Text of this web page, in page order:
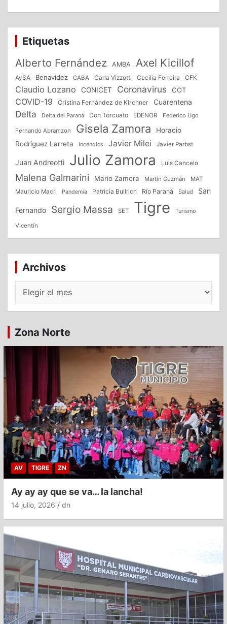
Etiquetas
Alberto Fernández AMBA Axel Kicillof
AySA Benavidez CABA Carla Vizzotti Cecilia Ferreira CFK
Claudio Lozano CONICET Coronavirus COT
COVID-19 Cristina Fernández de Kirchner Cuarentena
Delta Delta del Paraná Don Torcuato EDENOR Federico Ugo
Fernando Abramzon Gisela Zamora
Horacio
Rodriguez Larreta
Incendios Javier Milei Javier Parbst
Juan Andreotti Julio Zamora Luis Cancelo
Malena Galmarini Mario Zamora Martín Guzmán
MAT
Mauricio Macri
Pandemia Patricia Bullrich Río Paraná Salud San
Fernando Sergio Massa SET Tigre Turismo
Vicentín
Archivos
Archivos
Zona Norte
AV TIGRE ZN
Ay ay ay que se va… la lancha!
14 julio, 2026 dn